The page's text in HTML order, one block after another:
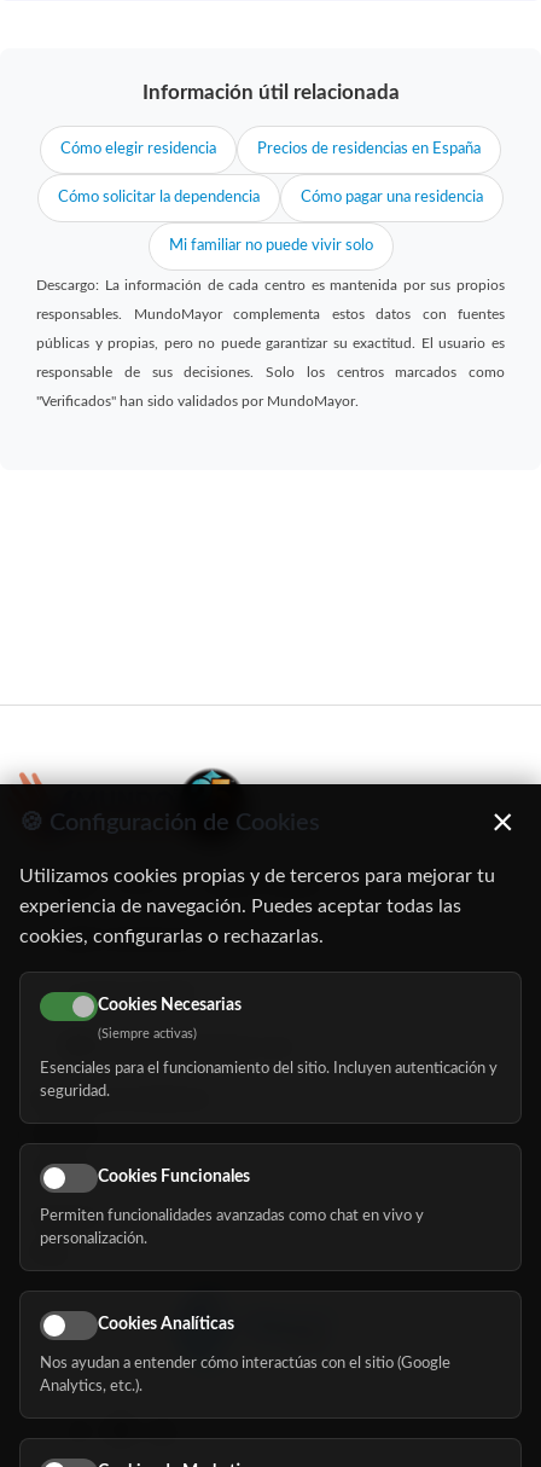
Información útil relacionada
Cómo elegir residencia Precios de residencias en España
Cómo solicitar la dependencia Cómo pagar una residencia
Mi familiar no puede vivir solo
Descargo: La información de cada centro es mantenida por sus propios
responsables. MundoMayor complementa estos datos con fuentes
públicas y propias, pero no puede garantizar su exactitud. El usuario es
responsable de sus decisiones. Solo los centros marcados como
"Verificados" han sido validados por MundoMayor.
C/ Oruro, 11. 28016 Madrid
91 345 06 26
616 113 103
hola@mundomayor.com
Buscador de residencias
Eventos
Nosotros
Síguenos
🍪 Configuración de Cookies ×
Utilizamos cookies propias y de terceros para mejorar tu
experiencia de navegación. Puedes aceptar todas las
cookies, configurarlas o rechazarlas.
Cookies Necesarias
(Siempre activas)
Esenciales para el funcionamiento del sitio. Incluyen autenticación y
seguridad.
Cookies Funcionales
Permiten funcionalidades avanzadas como chat en vivo y
personalización.
Cookies Analíticas
Nos ayudan a entender cómo interactúas con el sitio (Google
Analytics, etc.).